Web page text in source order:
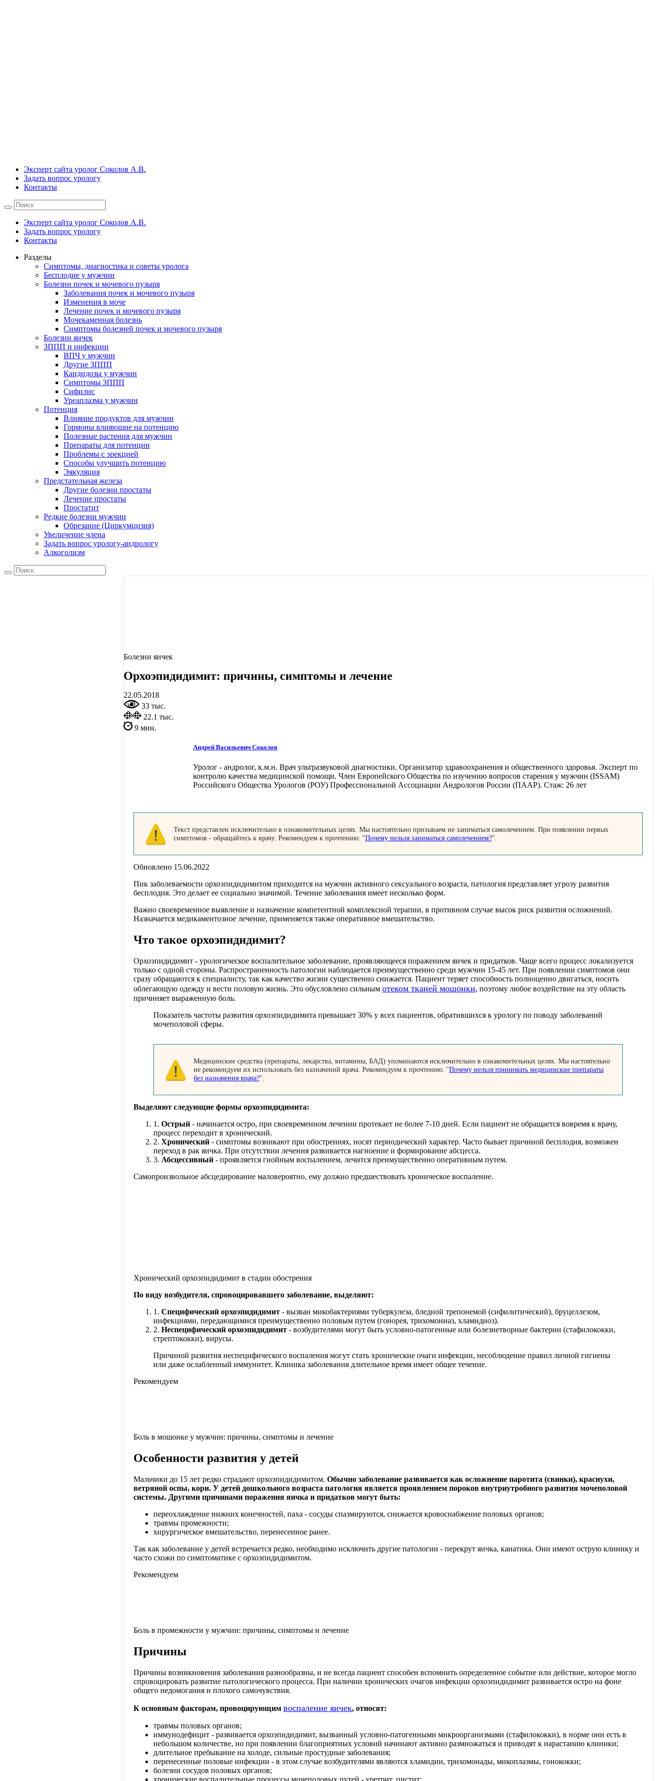
Эксперт сайта уролог Соколов А.В.
Задать вопрос урологу
Контакты
Эксперт сайта уролог Соколов А.В.
Задать вопрос урологу
Контакты
Разделы
Симптомы, диагностика и советы уролога
Бесплодие у мужчин
Болезни почек и мочевого пузыря
Заболевания почек и мочевого пузыря
Изменения в моче
Лечение почек и мочевого пузыря
Мочекаменная болезнь
Симптомы болезней почек и мочевого пузыря
Болезни яичек
ЗППП и инфекции
ВПЧ у мужчин
Другие ЗППП
Кандидозы у мужчин
Симптомы ЗППП
Сифилис
Уреаплазма у мужчин
Потенция
Влияние продуктов для мужчин
Гормоны влияющие на потенцию
Полезные растения для мужчин
Препараты для потенции
Проблемы с эрекцией
Способы улучшить потенцию
Эякуляция
Предстательная железа
Другие болезни простаты
Лечение простаты
Простатит
Редкие болезни мужчин
Обрезание (Циркумцизия)
Увеличение члена
Задать вопрос урологу-андрологу
Алкоголизм
Болезни яичек
Орхоэпидидимит: причины, симптомы и лечение
22.05.2018
33 тыс.
22.1 тыс.
9 мин.
Андрей Васильевич Соколов
Уролог - андролог, к.м.н. Врач ультразвуковой диагностики. Организатор здравоохранения и общественного здоровья. Эксперт по
контролю качества медицинской помощи. Член Европейского Общества по изучению вопросов старения у мужчин (ISSAM)
Российского Общества Урологов (РОУ) Профессиональной Ассоциации Андрологов России (ПААР). Стаж: 26 лет
Текст представлен исключительно в ознакомительных целях. Мы настоятельно призываем не заниматься самолечением. При появлении первых
симптомов - обращайтесь к врачу. Рекомендуем к прочтению: "Почему нельзя заниматься самолечением?".
Обновлено 15.06.2022
Пик заболеваемости орхоэпидидимитом приходится на мужчин активного сексуального возраста, патология представляет угрозу развития
бесплодия. Это делает ее социально значимой. Течение заболевания имеет несколько форм.
Важно своевременное выявление и назначение компетентной комплексной терапии, в противном случае высок риск развития осложнений.
Назначается медикаментозное лечение, применяется также оперативное вмешательство.
Что такое орхоэпидидимит?
Орхоэпидидимит - урологическое воспалительное заболевание, проявляющееся поражением яичек и придатков. Чаще всего процесс локализуется
только с одной стороны. Распространенность патологии наблюдается преимущественно среди мужчин 15-45 лет. При появлении симптомов они
сразу обращаются к специалисту, так как качество жизни существенно снижается. Пациент теряет способность полноценно двигаться, носить
облегающую одежду и вести половую жизнь. Это обусловлено сильным отеком тканей мошонки, поэтому любое воздействие на эту область
причиняет выраженную боль.
Показатель частоты развития орхоэпидидимита превышает 30% у всех пациентов, обратившихся к урологу по поводу заболеваний
мочеполовой сферы.
Медицинские средства (препараты, лекарства, витамины, БАД) упоминаются исключительно в ознакомительных целях. Мы настоятельно
не рекомендуем их использовать без назначений врача. Рекомендуем к прочтению: "Почему нельзя принимать медицинские препараты
без назначения врача?".
Выделяют следующие формы орхоэпидидимита:
1. Острый - начинается остро, при своевременном лечении протекает не более 7-10 дней. Если пациент не обращается вовремя к врачу,
процесс переходит в хронический.
2. Хронический - симптомы возникают при обострениях, носят периодический характер. Часто бывает причиной бесплодия, возможен
переход в рак яичка. При отсутствии лечения развивается нагноение и формирование абсцесса.
3. Абсцессивный - проявляется гнойным воспалением, лечится преимущественно оперативным путем.
Самопроизвольное абсцедирование маловероятно, ему должно предшествовать хроническое воспаление.
Хронический орхоэпидидимит в стадии обострения
По виду возбудителя, спровоцировавшего заболевание, выделяют:
1. Специфический орхоэпидидимит - вызван микобактериями туберкулеза, бледной трепонемой (сифилитический), бруцеллезом,
инфекциями, передающимися преимущественно половым путем (гонорея, трихомониаз, хламидиоз).
2. Неспецифический орхоэпидидимит - возбудителями могут быть условно-патогенные или болезнетворные бактерии (стафилококки,
стрептококки), вирусы.
Причиной развития неспецифического воспаления могут стать хронические очаги инфекции, несоблюдение правил личной гигиены
или даже ослабленный иммунитет. Клиника заболевания длительное время имеет общее течение.
Рекомендуем
Боль в мошонке у мужчин: причины, симптомы и лечение
Особенности развития у детей
Мальчики до 15 лет редко страдают орхоэпидидимитом. Обычно заболевание развивается как осложнение паротита (свинки), краснухи,
ветряной оспы, кори. У детей дошкольного возраста патология является проявлением пороков внутриутробного развития мочеполовой
системы. Другими причинами поражения яичка и придатков могут быть:
переохлаждение нижних конечностей, паха - сосуды спазмируются, снижается кровоснабжение половых органов;
травмы промежности;
хирургическое вмешательство, перенесенное ранее.
Так как заболевание у детей встречается редко, необходимо исключить другие патологии - перекрут яичка, канатика. Они имеют острую клинику и
часто схожи по симптоматике с орхоэпидидимитом.
Рекомендуем
Боль в промежности у мужчин: причины, симптомы и лечение
Причины
Причины возникновения заболевания разнообразны, и не всегда пациент способен вспомнить определенное событие или действие, которое могло
спровоцировать развитие патологического процесса. При наличии хронических очагов инфекции орхоэпидидимит развивается остро на фоне
общего недомогания и плохого самочувствия.
К основным факторам, провоцирующим воспаление яичек, относят:
травмы половых органов;
иммунодефицит - развивается орхоэпидидимит, вызванный условно-патогенными микроорганизмами (стафилококки), в норме они есть в
небольшом количестве, но при появлении благоприятных условий начинают активно размножаться и приводят к нарастанию клиники;
длительное пребывание на холоде, сильные простудные заболевания;
перенесенные половые инфекции - в этом случае возбудителями являются хламидии, трихомонады, микоплазмы, гонококки;
болезни сосудов половых органов;
хронические воспалительные процессы мочеполовых путей - уретрит, цистит;